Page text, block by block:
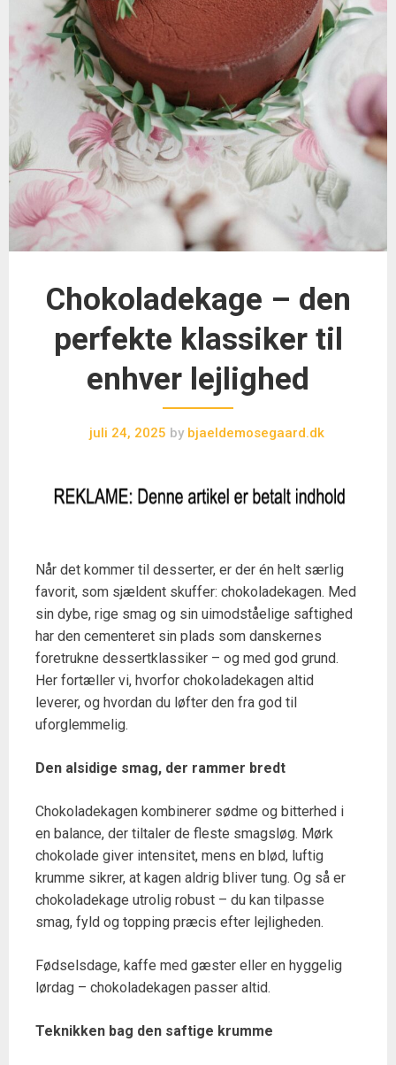
Chokoladekage – den
perfekte klassiker til
enhver lejlighed
juli 24, 2025 by bjaeldemosegaard.dk
Når det kommer til desserter, er der én helt særlig
favorit, som sjældent skuffer: chokoladekagen. Med
sin dybe, rige smag og sin uimodståelige saftighed
har den cementeret sin plads som danskernes
foretrukne dessertklassiker – og med god grund.
Her fortæller vi, hvorfor chokoladekagen altid
leverer, og hvordan du løfter den fra god til
uforglemmelig.
Den alsidige smag, der rammer bredt
Chokoladekagen kombinerer sødme og bitterhed i
en balance, der tiltaler de fleste smagsløg. Mørk
chokolade giver intensitet, mens en blød, luftig
krumme sikrer, at kagen aldrig bliver tung. Og så er
chokoladekage utrolig robust – du kan tilpasse
smag, fyld og topping præcis efter lejligheden.
Fødselsdage, kaffe med gæster eller en hyggelig
lørdag – chokoladekagen passer altid.
Teknikken bag den saftige krumme